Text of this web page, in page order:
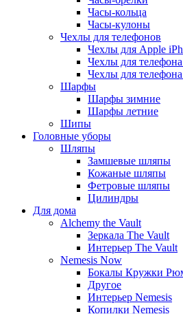
Часы-кольца
Часы-кулоны
Чехлы для телефонов
Чехлы для Apple
Чехлы для
Чехлы для
Шарфы
Шарфы зимние
Шарфы летние
Шипы
Головные уборы
Шляпы
Замшевые шляпы
Кожаные шляпы
Фетровые шляпы
Цилиндры
Для дома
Alchemy the Vault
Зеркала The Vault
Интерьер The Vault
Nemesis Now
Бокалы Кружки
Другое
Интерьер Nemesis
Копилки Nemesis